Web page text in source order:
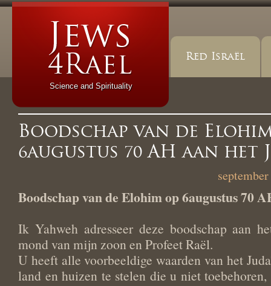
Science and Spirituality
Red Israël
Boodschap van de
6augustus 70 AH aan het
Boodschap van de Elohim op 6augustus 70
Ik Yahweh adresseer deze boodschap aan
mond van mijn zoon en Profeet Raël.
U heeft alle voorbeeldige waarden van het
land en huizen te stelen die u niet